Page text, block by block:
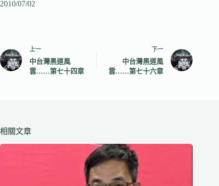
2010/07/02
上一
中台灣黑道風
雲……第七十四章
下一
中台灣黑道風
雲……第七十六章
相關文章